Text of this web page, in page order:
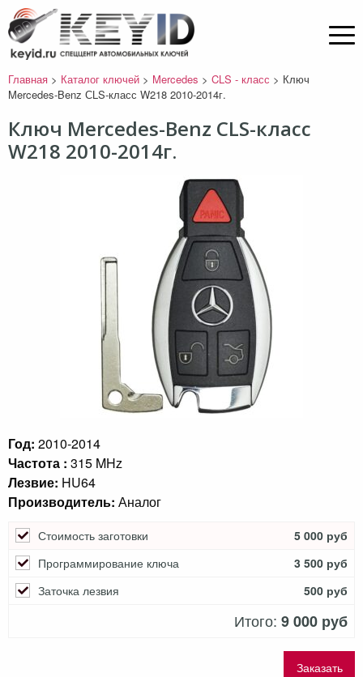
Главная > Каталог ключей > Mercedes > CLS - класс > Ключ
Mercedes-Benz СLS-класс W218 2010-2014г.
Ключ Mercedes-Benz СLS-класс
W218 2010-2014г.
Год: 2010-2014
Частота : 315 MHz
Лезвие: HU64
Производитель: Аналог
Стоимость заготовки
5 000 руб
Программирование ключа
3 500 руб
Заточка лезвия
500 руб
Итого: 9 000 руб
Заказать